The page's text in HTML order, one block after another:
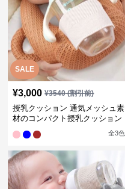
SALE
¥3,000 ¥3540(割引前)
授乳クッション 通気メッシュ素
材のコンパクト授乳クッション
全3色